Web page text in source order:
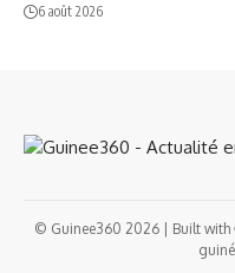
6 août 2026
© Guinee360 2026 | Built